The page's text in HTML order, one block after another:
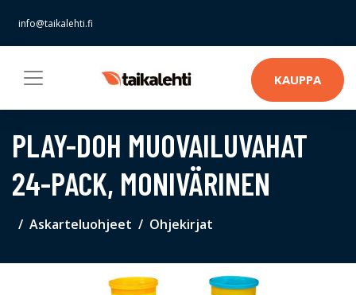
info@taikalehti.fi
KAUPPA
PLAY-DOH MUOVAILUVAHAT
24-PACK, MONIVÄRINEN
Askarteluohjeet Ohjekirjat